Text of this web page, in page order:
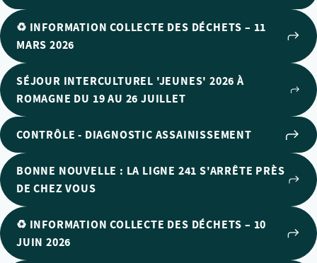
♻️ INFORMATION COLLECTE DES DÉCHETS – 11
MARS 2026
SÉJOUR INTERCULTUREL 'JEUNES' 2026 À
ROMAGNE DU 19 AU 26 JUILLET
CONTRÔLE - DIAGNOSTIC ASSAINISSEMENT
BONNE NOUVELLE : LA LIGNE 241 S'ARRÊTE PRÈS
DE CHEZ VOUS
♻️ INFORMATION COLLECTE DES DÉCHETS – 10
JUIN 2026